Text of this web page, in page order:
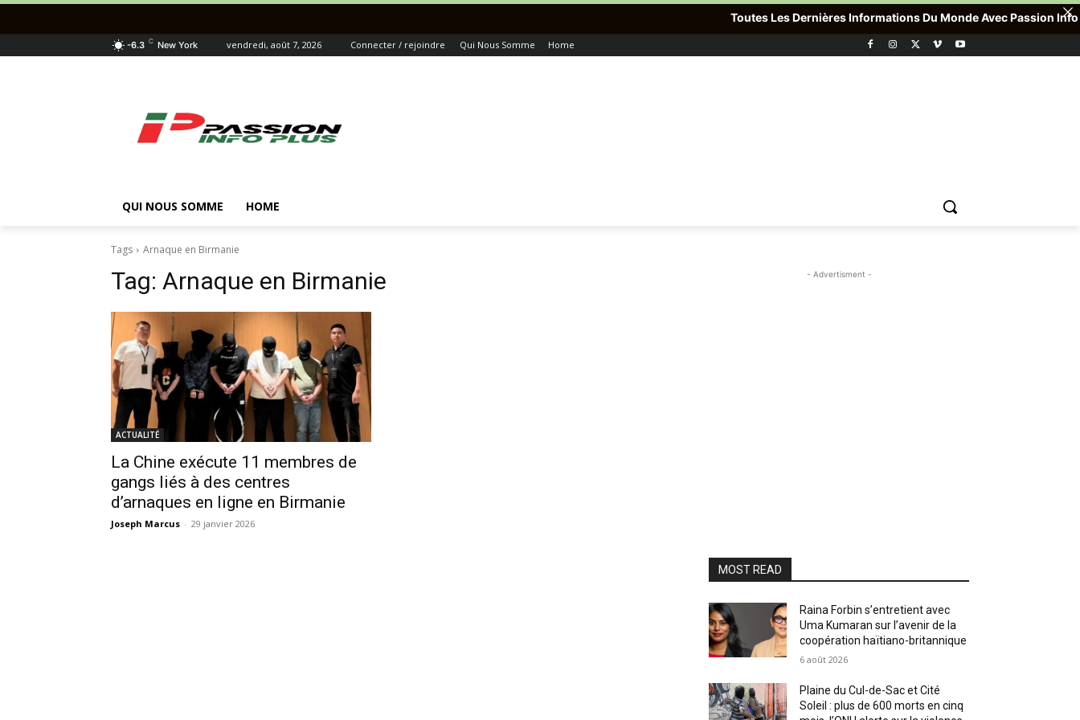
-6.3 C New York vendredi, août 7, 2026 Connecter / rejoindre Qui Nous Somme Home
QUI NOUS SOMME HOME
Tags Arnaque en Birmanie
Tag: Arnaque en Birmanie
ACTUALITÉ
La Chine exécute 11 membres de
gangs liés à des centres
d’arnaques en ligne en Birmanie
Joseph Marcus - 29 janvier 2026
- Advertisment -
MOST READ
Raina Forbin s’entretient avec
Uma Kumaran sur l’avenir de la
coopération haïtiano-britannique
6 août 2026
Plaine du Cul-de-Sac et Cité
Soleil : plus de 600 morts en cinq
Toutes Les Dernières Informations Du Monde Avec Passion Info